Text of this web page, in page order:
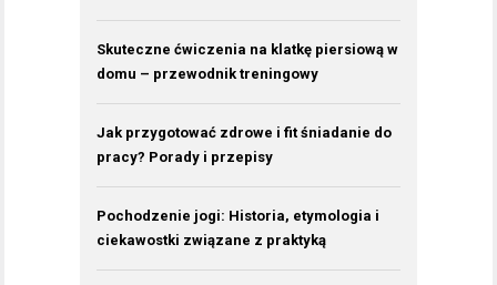
Skuteczne ćwiczenia na klatkę piersiową w
domu – przewodnik treningowy
Jak przygotować zdrowe i fit śniadanie do
pracy? Porady i przepisy
Pochodzenie jogi: Historia, etymologia i
ciekawostki związane z praktyką